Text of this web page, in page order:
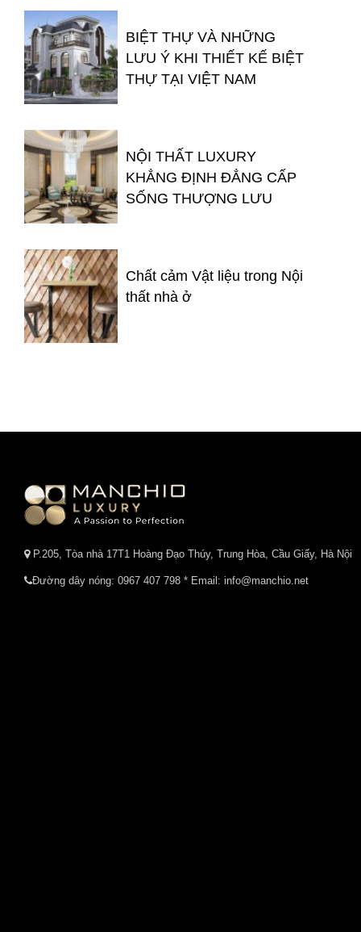
BIỆT THỰ VÀ NHỮNG
LƯU Ý KHI THIẾT KẾ BIỆT
THỰ TẠI VIỆT NAM
NỘI THẤT LUXURY
KHẲNG ĐỊNH ĐẲNG CẤP
SỐNG THƯỢNG LƯU
Chất cảm Vật liệu trong Nội
thất nhà ở
P.205, Tòa nhà 17T1 Hoàng Đạo Thúy, Trung Hòa, Cầu Giấy, Hà Nội
Đường dây nóng: 0967 407 798 * Email: info@manchio.net